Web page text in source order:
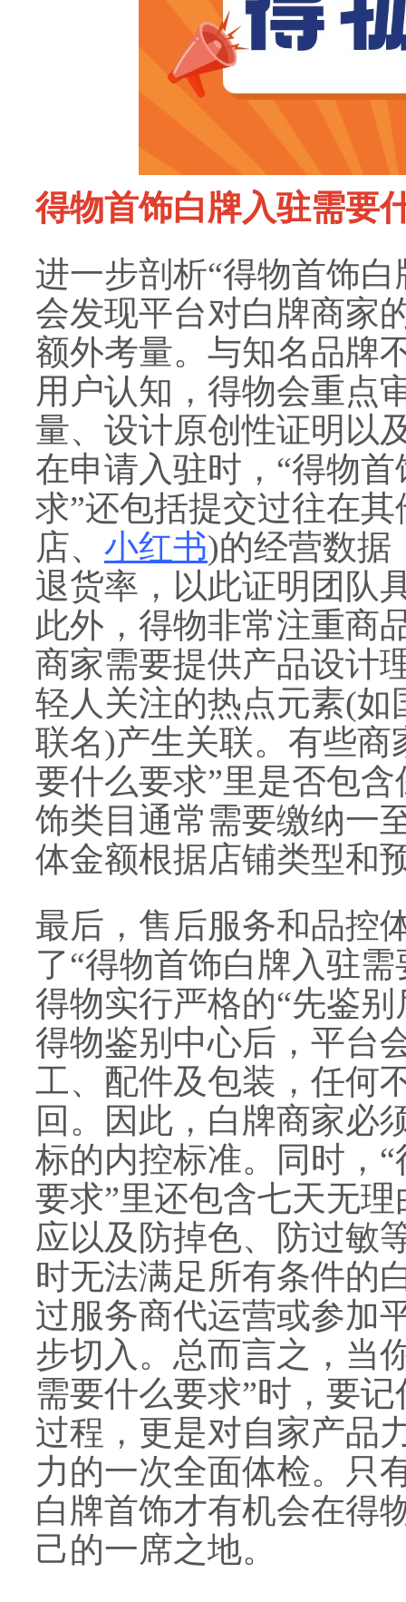
得物首饰白牌入驻需要
进一步剖析“得物首饰
会发现平台对白牌商家
额外考量。与知名品牌
用户认知，得物会重点
量、设计原创性证明以
在申请入驻时，“得物
求”还包括提交过往在
店、 小红书)的经营数据
退货率，以此证明团队
此外，得物非常注重商
商家需要提供产品设计
轻人关注的热点元素(如
联名)产生关联。有些商
要什么要求”里是否包
饰类目通常需要缴纳一
体金额根据店铺类型和
最后，售后服务和品控
了“得物首饰白牌入驻
得物实行严格的“先鉴
得物鉴别中心后，平台
工、配件及包装，任何
回。因此，白牌商家必
标的内控标准。同时，
要求”里还包含七天无
应以及防掉色、防过敏
时无法满足所有条件的
过服务商代运营或参加
步切入。总而言之，当
需要什么要求”时，要
过程，更是对自家产品
力的一次全面体检。只
白牌首饰才有机会在得
己的一席之地。